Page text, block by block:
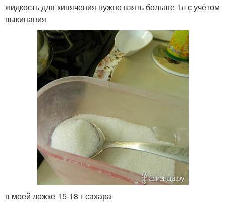
жидкость для кипячения нужно взять больше 1л с учётом
выкипания
в моей ложке 15-18 г сахара